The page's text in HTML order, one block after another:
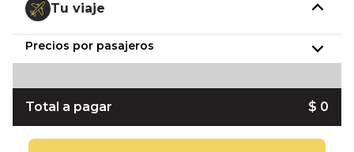
Tu viaje
Precios por pasajeros
Total a pagar $ 0